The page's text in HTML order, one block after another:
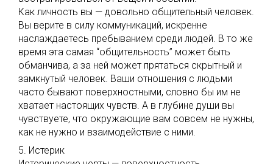
Как личность вы — довольно общительный человек.
Вы верите в силу коммуникаций, искренне
наслаждаетесь пребыванием среди людей. В то же
время эта самая “общительность” может быть
обманчива, а за ней может прятаться скрытный и
замкнутый человек. Ваши отношения с людьми
часто бывают поверхностными, словно бы им не
хватает настоящих чувств. А в глубине души вы
чувствуете, что окружающие вам совсем не нужны,
как не нужно и взаимодействие с ними.
5. Истерик